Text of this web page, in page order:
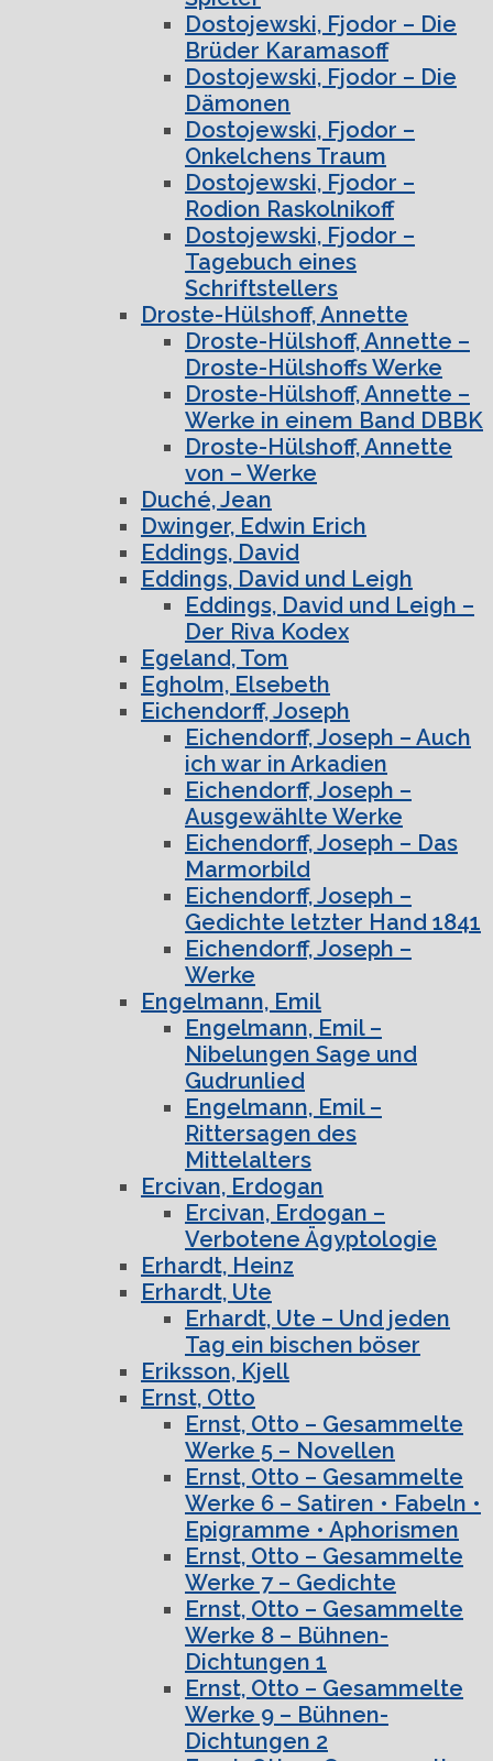
Dostojewski, Fjodor – Die
Brüder Karamasoff
Dostojewski, Fjodor – Die
Dämonen
Dostojewski, Fjodor –
Onkelchens Traum
Dostojewski, Fjodor –
Rodion Raskolnikoff
Dostojewski, Fjodor –
Tagebuch eines
Schriftstellers
Droste-Hülshoff, Annette
Droste-Hülshoff, Annette –
Droste-Hülshoffs Werke
Droste-Hülshoff, Annette –
Werke in einem Band DBBK
Droste-Hülshoff, Annette
von – Werke
Duché, Jean
Dwinger, Edwin Erich
Eddings, David
Eddings, David und Leigh
Eddings, David und Leigh –
Der Riva Kodex
Egeland, Tom
Egholm, Elsebeth
Eichendorff, Joseph
Eichendorff, Joseph – Auch
ich war in Arkadien
Eichendorff, Joseph –
Ausgewählte Werke
Eichendorff, Joseph – Das
Marmorbild
Eichendorff, Joseph –
Gedichte letzter Hand 1841
Eichendorff, Joseph –
Werke
Engelmann, Emil
Engelmann, Emil –
Nibelungen Sage und
Gudrunlied
Engelmann, Emil –
Rittersagen des
Mittelalters
Ercivan, Erdogan
Ercivan, Erdogan –
Verbotene Ägyptologie
Erhardt, Heinz
Erhardt, Ute
Erhardt, Ute – Und jeden
Tag ein bischen böser
Eriksson, Kjell
Ernst, Otto
Ernst, Otto – Gesammelte
Werke 5 – Novellen
Ernst, Otto – Gesammelte
Werke 6 – Satiren • Fabeln •
Epigramme • Aphorismen
Ernst, Otto – Gesammelte
Werke 7 – Gedichte
Ernst, Otto – Gesammelte
Werke 8 – Bühnen-
Dichtungen 1
Ernst, Otto – Gesammelte
Werke 9 – Bühnen-
Dichtungen 2